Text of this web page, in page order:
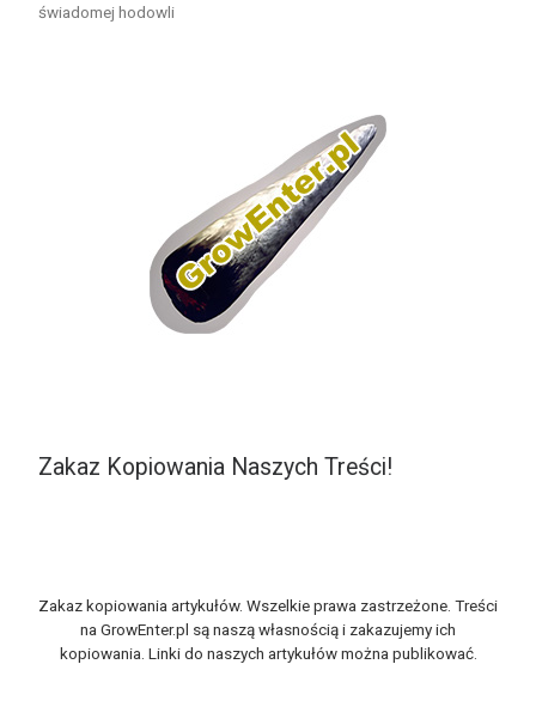
świadomej hodowli
Zakaz Kopiowania Naszych Treści!
Zakaz kopiowania artykułów. Wszelkie prawa zastrzeżone. Treści
na GrowEnter.pl są naszą własnością i zakazujemy ich
kopiowania. Linki do naszych artykułów można publikować.